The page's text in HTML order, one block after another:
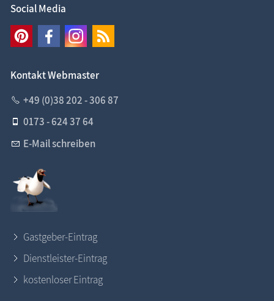
Social Media
Kontakt Webmaster
+49 (0)38 202 - 306 87
0173 - 624 37 64
E-Mail schreiben
Gastgeber-Eintrag
Dienstleister-Eintrag
kostenloser Eintrag